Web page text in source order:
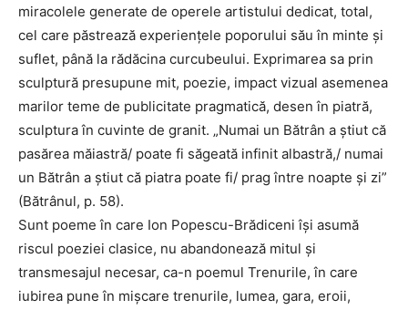
miracolele generate de operele artistului dedicat, total,
cel care păstrează experiențele poporului său în minte și
suflet, până la rădăcina curcubeului. Exprimarea sa prin
sculptură presupune mit, poezie, impact vizual asemenea
marilor teme de publicitate pragmatică, desen în piatră,
sculptura în cuvinte de granit. „Numai un Bătrân a știut că
pasărea măiastră/ poate fi săgeată infinit albastră,/ numai
un Bătrân a știut că piatra poate fi/ prag între noapte și zi”
(Bătrânul, p. 58).
Sunt poeme în care Ion Popescu-Brădiceni își asumă
riscul poeziei clasice, nu abandonează mitul și
transmesajul necesar, ca-n poemul Trenurile, în care
iubirea pune în mișcare trenurile, lumea, gara, eroii,